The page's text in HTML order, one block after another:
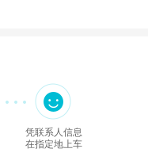
凭联系人信息
在指定地上车